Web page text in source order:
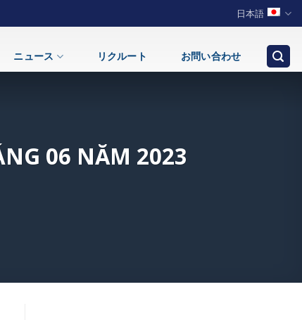
日本語
ニュース リクルート お問い合わせ
06 NĂM 2023